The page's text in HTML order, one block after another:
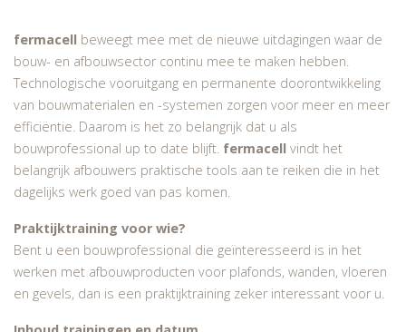
fermacell beweegt mee met de nieuwe uitdagingen waar de
bouw- en afbouwsector continu mee te maken hebben.
Technologische vooruitgang en permanente doorontwikkeling
van bouwmaterialen en -systemen zorgen voor meer en meer
efficiëntie. Daarom is het zo belangrijk dat u als
bouwprofessional up to date blijft. fermacell vindt het
belangrijk afbouwers praktische tools aan te reiken die in het
dagelijks werk goed van pas komen.
Praktijktraining voor wie?
Bent u een bouwprofessional die geïnteresseerd is in het
werken met afbouwproducten voor plafonds, wanden, vloeren
en gevels, dan is een praktijktraining zeker interessant voor u.